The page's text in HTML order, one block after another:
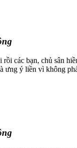
rồi các bạn, chủ sân
ưng ý liền vì không